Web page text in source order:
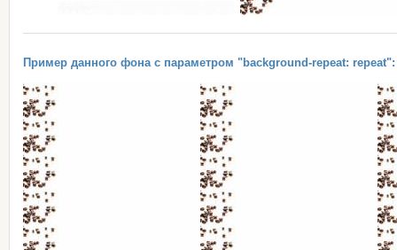
Пример данного фона с параметром "background-repeat: repeat":